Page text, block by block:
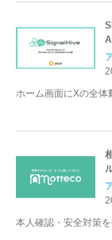
ホーム画面にXの全体
本人確認・安全対策